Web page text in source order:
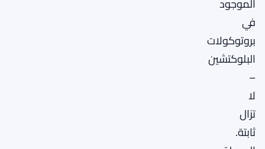
في
بروتوكولات
البلوكتشين
–
لا
تزال
ثابتة.